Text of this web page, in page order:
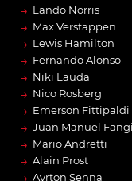
→ Lando Norris
→ Max Verstappen
→ Lewis Hamilton
→ Fernando Alonso
→ Niki Lauda
→ Nico Rosberg
→ Emerson Fittipaldi
→ Juan Manuel
→ Mario Andretti
→ Alain Prost
Ayrton Senna